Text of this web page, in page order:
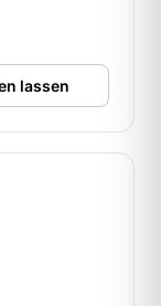
lassen